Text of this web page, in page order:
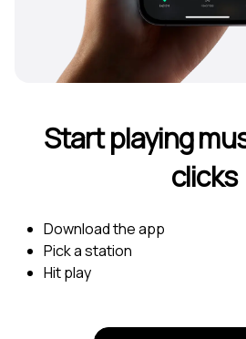
Start playing
clicks
Download the app
Pick a station
Hit play